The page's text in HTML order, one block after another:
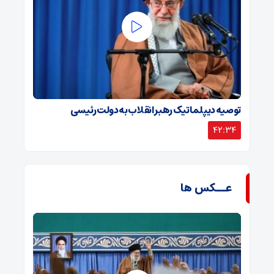
توصیه دیپلماتیک رهبر انقلاب به دولت رئیسی
42:34
عــکس ها